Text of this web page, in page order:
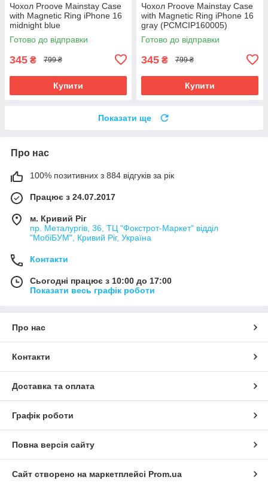
Чохол Proove Mainstay Case
with Magnetic Ring iPhone 16
midnight blue
(PCMCIP160008)
Готово до відправки
345 ₴ 799 ₴
Купити
Чохол Proove Mainstay Case
with Magnetic Ring iPhone 16
gray (PCMCIP160005)
Готово до відправки
345 ₴ 799 ₴
Купити
Показати ще
Про нас
100% позитивних з 884 відгуків за рік
Працює з 24.07.2017
м. Кривий Ріг
пр. Металургів, 36, ТЦ "Фокстрот-Маркет" відділ
"МобіБУМ", Кривий Ріг, Україна
Контакти
Сьогодні працює з 10:00 до 17:00
Показати весь графік роботи
Про нас
Контакти
Доставка та оплата
Графік роботи
Повна версія сайту
Сайт створено на маркетплейсі Prom.ua